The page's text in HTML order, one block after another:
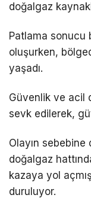
doğalgaz
Patlama sonucu
oluşurken,
yaşadı.
Güvenlik ve acil
sevk edilerek,
Olayın
doğalgaz
kazaya yol
duruluyor.